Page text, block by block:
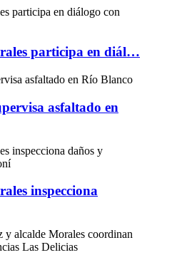
participa en diál…
asfaltado en
inspecciona